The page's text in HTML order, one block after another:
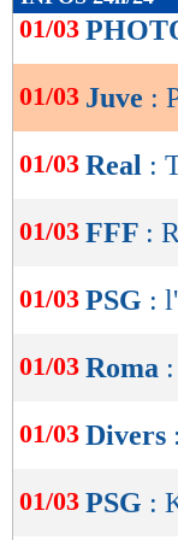
de
OK
01/03
01/03 Juve :
01/03 Real :
01/03 FFF :
01/03 PSG :
01/03 Roma
01/03 Divers
01/03 PSG :